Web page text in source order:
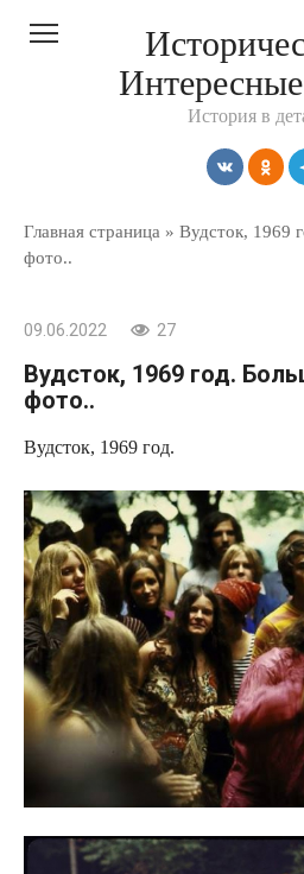
История в
Главная страница » Вудсток, 1969
фото..
09.06.2022 27
Вудсток, 1969 год.
фото..
Вудсток, 1969 год.